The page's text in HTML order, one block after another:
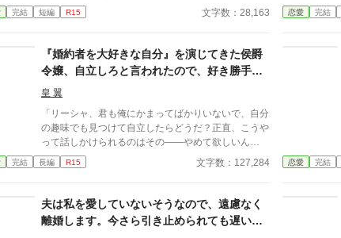
妻制があるとはいえ、それは十分に養っていける環境
下にある上、貴族同士でしか認められません。 旦
うです。 現状を整理すると、旦那様と愛人は不倫
行為をしているというわけです。 貴族の人間が不
倫行為などすれば、この国での処罰は極刑の可能性も
あります。 それすら理解せずに堂々と……。 仕
方がありません。 旦那様の気持ちはすでに愛人の
方に夢中ですし、その願い叶えられるように私も協力
致しましょう。 ただし、平和的に叶えられるかは
別です。 政略結婚なので、周りのことも考えると
離婚は簡単にできません。ならばこれくらいの抵抗
うですね。 折角ですので離婚する前に、愛人と旦
那様が私たちの作戦に追い詰められているところもじ
完結 短編 R15 文字数：28,163 恋愛 完結
『婚約者を大好きな自分』を演じてきた侯爵
令嬢、自立しろと言われたので、好き勝手に
生きていくことにしました
皇 翼
「リーシャ、君も俺にかまってばかりいないで、自分
の趣味でも見つけて自立したらどうだ？正直、こうや
って話しかけられるのはその――やめて欲しいん
だ……周りの目もあるし、君なら分かるだろう？」
頭を急に鈍器で殴られたような感覚に陥る一言だっ
の前であったというのが間違いだったのかもしれな
い。 この一言で彼女の人生は一変した――。 ＊＊＊
＊＊＊ ※タイトル少し変えました。 ・暫く書いてい
完結 長編 R15 文字数：127,284 恋愛 完結
夫は私を愛していないそうなので、遠慮なく
離婚します。今さら引き止められても遅いで